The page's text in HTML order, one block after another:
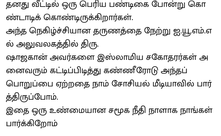
தனது வீட்டில் ஒரு பெரிய பண்டிகை போன்று கொ
ண்டாடிக் கொண்டிருக்கிறார்கள்.
அந்த நெகிழ்ச்சியான தருணத்தை நேற்று ஐ.யூ.எம்.எ
ல் அலுவலகத்தில் திரு.
ஷாஜகான் அவர்களை இஸ்லாமிய சகோதரர்கள் அ
னைவரும் கட்டிப்பிடித்து கண்ணீரோடு அந்தப்
பொறுப்பை ஏற்றதை நாம் சோசியல் மீடியாவில் பார்
த்திருப்போம்.
இதை ஒரு உண்மையான சமூக நீதி நாளாக நாங்கள்
பார்க்கிறோம்